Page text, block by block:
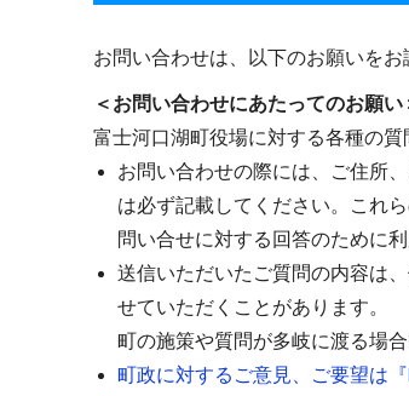
お問い合わせは、以下のお願いを
＜お問い合わせにあたってのお願い
富士河口湖町役場に対する各種の
お問い合わせの際には、ご住所
は必ず記載してください。これ
問い合せに対する回答のために
送信いただいたご質問の内容は
せていただくことがあります。
町の施策や質問が多岐に渡る場
町政に対するご意見、ご要望は